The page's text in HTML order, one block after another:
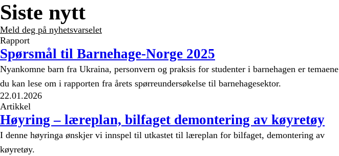
Siste nytt
Meld deg på nyhetsvarselet
Rapport
Spørsmål til Barnehage-Norge 2025
Nyankomne barn fra Ukraina, personvern og praksis for studenter i barnehagen er temaene
du kan lese om i rapporten fra årets spørreundersøkelse til barnehagesektor.
22.01.2026
Artikkel
Høyring – læreplan, bilfaget demontering av køyretøy
I denne høyringa ønskjer vi innspel til utkastet til læreplan for bilfaget, demontering av
køyretøy.